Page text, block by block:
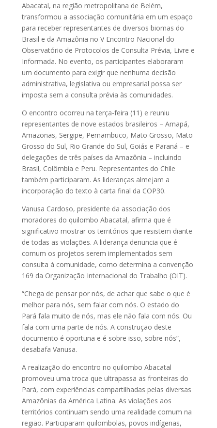
Abacatal, na região metropolitana de Belém,
transformou a associação comunitária em um espaço
para receber representantes de diversos biomas do
Brasil e da Amazônia no V Encontro Nacional do
Observatório de Protocolos de Consulta Prévia, Livre e
Informada. No evento, os participantes elaboraram
um documento para exigir que nenhuma decisão
administrativa, legislativa ou empresarial possa ser
imposta sem a consulta prévia às comunidades.
O encontro ocorreu na terça-feira (11) e reuniu
representantes de nove estados brasileiros – Amapá,
Amazonas, Sergipe, Pernambuco, Mato Grosso, Mato
Grosso do Sul, Rio Grande do Sul, Goiás e Paraná – e
delegações de três países da Amazônia – incluindo
Brasil, Colômbia e Peru. Representantes do Chile
também participaram. As lideranças almejam a
incorporação do texto à carta final da COP30.
Vanusa Cardoso, presidente da associação dos
moradores do quilombo Abacatal, afirma que é
significativo mostrar os territórios que resistem diante
de todas as violações. A liderança denuncia que é
comum os projetos serem implementados sem
consulta à comunidade, como determina a convenção
169 da Organização Internacional do Trabalho (OIT).
“Chega de pensar por nós, de achar que sabe o que é
melhor para nós, sem falar com nós. O estado do
Pará fala muito de nós, mas ele não fala com nós. Ou
fala com uma parte de nós. A construção deste
documento é oportuna e é sobre isso, sobre nós”,
desabafa Vanusa.
A realização do encontro no quilombo Abacatal
promoveu uma troca que ultrapassa as fronteiras do
Pará, com experiências compartilhadas pelas diversas
Amazônias da América Latina. As violações aos
territórios continuam sendo uma realidade comum na
região. Participaram quilombolas, povos indígenas,